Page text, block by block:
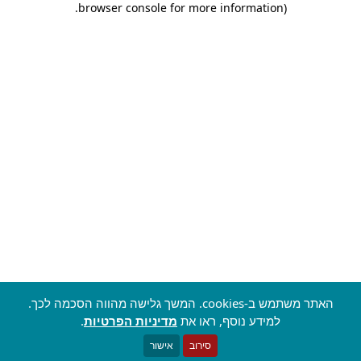
browser console for more information)
.
האתר משתמש ב-cookies. המשך גלישה מהווה הסכמה לכך.
למידע נוסף, ראו את מדיניות הפרטיות.
סירוב אישור